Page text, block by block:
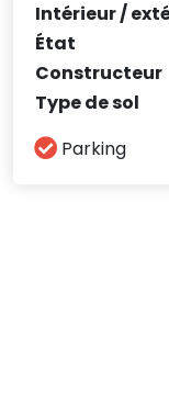
Intérieur /
État
Constructeur
Type de sol
Parking